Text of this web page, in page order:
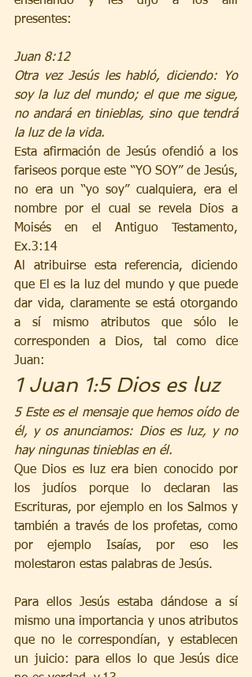
presentes:
Juan 8:12
Otra vez Jesús les habló, diciendo: Yo
soy la luz del mundo; el que me sigue,
no andará en tinieblas, sino que tendrá
la luz de la vida.
Esta afirmación de Jesús ofendió a los
fariseos porque este “YO SOY” de Jesús,
no era un “yo soy” cualquiera, era el
nombre por el cual se revela Dios a
Moisés en el Antiguo Testamento,
Ex.3:14
Al atribuirse esta referencia, diciendo
que El es la luz del mundo y que puede
dar vida, claramente se está otorgando
a sí mismo atributos que sólo le
corresponden a Dios, tal como dice
Juan:
1 Juan 1:5 Dios es luz
5 Este es el mensaje que hemos oído de
él, y os anunciamos: Dios es luz, y no
hay ningunas tinieblas en él.
Que Dios es luz era bien conocido por
los judíos porque lo declaran las
Escrituras, por ejemplo en los Salmos y
también a través de los profetas, como
por ejemplo Isaías, por eso les
molestaron estas palabras de Jesús.
Para ellos Jesús estaba dándose a sí
mismo una importancia y unos atributos
que no le correspondían, y establecen
un juicio: para ellos lo que Jesús dice